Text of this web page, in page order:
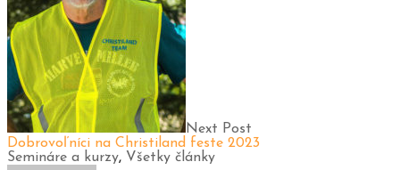
Next Post
Dobrovoľníci na Christiland feste 2023
Semináre a kurzy, Všetky články